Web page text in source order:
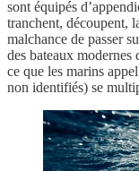
sont équipés
tranchent, découpent,
malchance de passer
des bateaux
ce que les marins
non identifiés) se